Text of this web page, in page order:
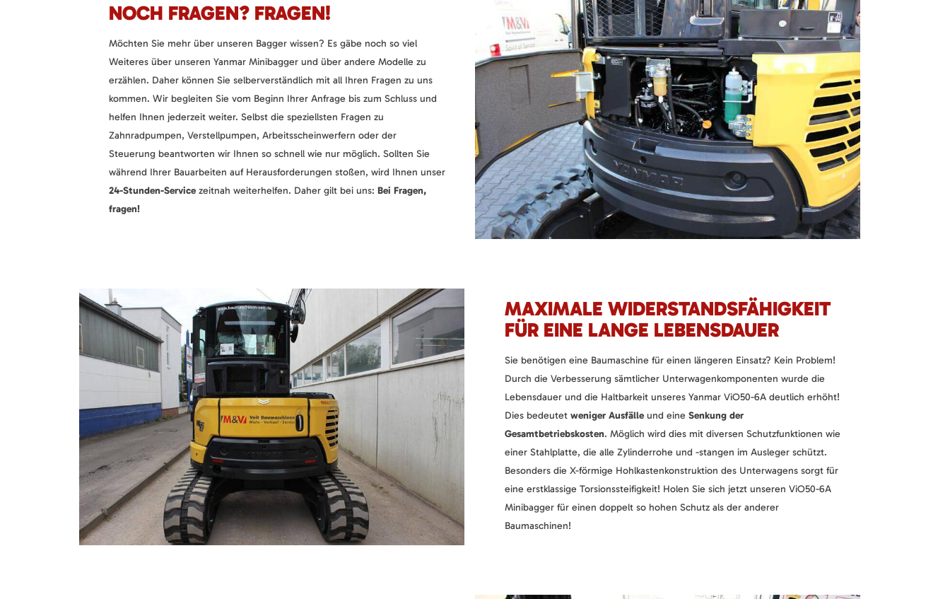
NOCH FRAGEN? FRAGEN!
Möchten Sie mehr über unseren Bagger wissen? Es gäbe noch so viel
Weiteres über unseren Yanmar Minibagger und über andere Modelle zu
erzählen. Daher können Sie selberverständlich mit all Ihren Fragen zu uns
kommen. Wir begleiten Sie vom Beginn Ihrer Anfrage bis zum Schluss und
helfen Ihnen jederzeit weiter. Selbst die speziellsten Fragen zu
Zahnradpumpen, Verstellpumpen, Arbeitsscheinwerfern oder der
Steuerung beantworten wir Ihnen so schnell wie nur möglich. Sollten Sie
während Ihrer Bauarbeiten auf Herausforderungen stoßen, wird Ihnen unser
24-Stunden-Servicezeitnah weiterhelfen. Daher gilt bei uns: Bei Fragen,
fragen!
MAXIMALE WIDERSTANDSFÄHIGKEIT
FÜR EINE LANGE LEBENSDAUER
Sie benötigen eine Baumaschine für einen längeren Einsatz? Kein Problem!
Durch die Verbesserung sämtlicher Unterwagenkomponenten wurde die
Lebensdauer und die Haltbarkeit unseres Yanmar ViO50-6A deutlich erhöht!
Dies bedeutet weniger Ausfälleund eine Senkung der
Gesamtbetriebskosten. Möglich wird dies mit diversen Schutzfunktionen wie
einer Stahlplatte, die alle Zylinderrohe und -stangen im Ausleger schützt.
Besonders die X-förmige Hohlkastenkonstruktion des Unterwagens sorgt für
eine erstklassige Torsionssteifigkeit! Holen Sie sich jetzt unseren ViO50-6A
Minibagger für einen doppelt so hohen Schutz als der anderer
Baumaschinen!